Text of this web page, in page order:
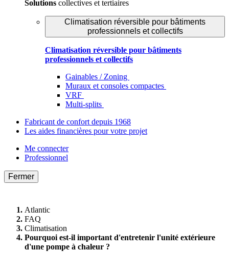
Solutions collectives et tertiaires
Climatisation réversible pour bâtiments
professionnels et collectifs
Climatisation réversible pour bâtiments
professionnels et collectifs
Gainables / Zoning
Muraux et consoles compactes
VRF
Multi-splits
Fabricant de confort depuis 1968
Les aides financières pour votre projet
Me connecter
Professionnel
Fermer
Atlantic
FAQ
Climatisation
Pourquoi est-il important d'entretenir l'unité extérieure
d'une pompe à chaleur ?